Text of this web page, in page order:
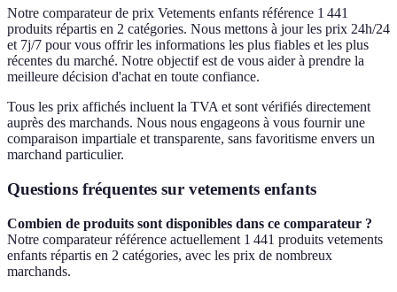
Notre comparateur de prix Vetements enfants référence 1 441
produits répartis en 2 catégories. Nous mettons à jour les prix 24h/24
et 7j/7 pour vous offrir les informations les plus fiables et les plus
récentes du marché. Notre objectif est de vous aider à prendre la
meilleure décision d'achat en toute confiance.
Tous les prix affichés incluent la TVA et sont vérifiés directement
auprès des marchands. Nous nous engageons à vous fournir une
comparaison impartiale et transparente, sans favoritisme envers un
marchand particulier.
Questions fréquentes sur vetements enfants
Combien de produits sont disponibles dans ce comparateur ?
Notre comparateur référence actuellement 1 441 produits vetements
enfants répartis en 2 catégories, avec les prix de nombreux
marchands.